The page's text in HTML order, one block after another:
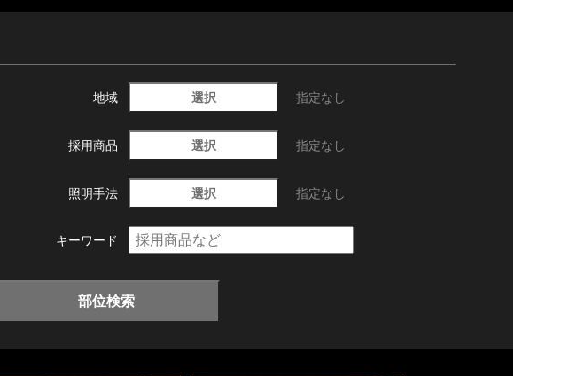
地域 選択 指定なし
採用商品 選択 指定なし
照明手法 選択 指定なし
キーワード
部位検索